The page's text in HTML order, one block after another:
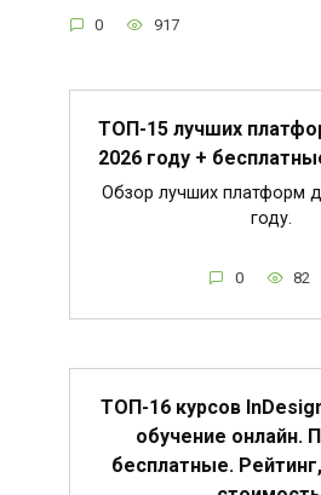
0 917
ТОП-15 лучших
2026 году +
Обзор лучших платформ
году.
0 82
ТОП-16 курсов
обучение онлайн.
бесплатные.